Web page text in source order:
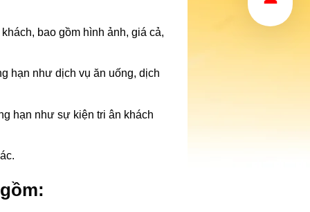
bao gồm hình ảnh, giá cả,
hạn như dịch vụ ăn uống, dịch
hạn như sự kiện tri ân khách